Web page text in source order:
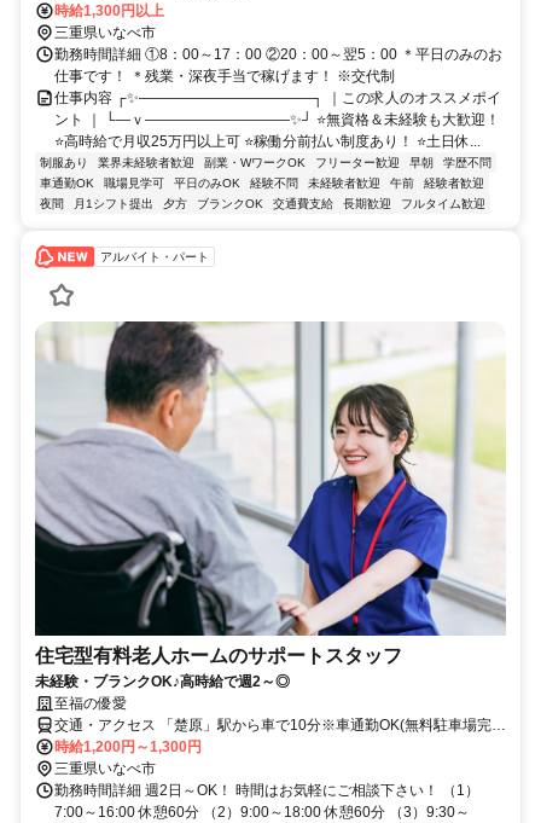
時給1,300円以上
三重県いなべ市
勤務時間詳細 ①8：00～17：00 ②20：00～翌5：00 ＊平日のみのお
仕事です！ ＊残業・深夜手当で稼げます！ ※交代制
仕事内容 ┌✨――――――――――――┐ ｜この求人のオススメポイ
ント ｜ └―ｖ――――――――――✨┘ ⭐無資格＆未経験も大歓迎！
⭐高時給で月収25万円以上可 ⭐稼働分前払い制度あり！ ⭐土日休...
制服あり 業界未経験者歓迎 副業・WワークOK フリーター歓迎 早朝
学歴不問
車通勤OK
職場見学可 平日のみOK 経験不問 未経験者歓迎 午前
経験者歓迎
夜間
月1シフト提出 夕方 ブランクOK 交通費支給 長期歓迎 フルタイム歓迎
アルバイト・パート
住宅型有料老人ホームのサポートスタッフ
未経験・ブランクOK♪高時給で週2～◎
至福の優愛
交通・アクセス 「楚原」駅から車で10分※車通勤OK(無料駐車場完
備)
時給1,200円～1,300円
三重県いなべ市
勤務時間詳細 週2日～OK！ 時間はお気軽にご相談下さい！ （1）
7:00～16:00 休憩60分 （2）9:00～18:00 休憩60分 （3）9:30～